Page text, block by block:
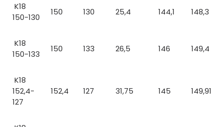
K18
150-130
150 130 25,4 144,1 148,3
K18
150-133
150 133 26,5 146 149,4
K18
152,4-
127
152,4 127 31,75 145 149,91